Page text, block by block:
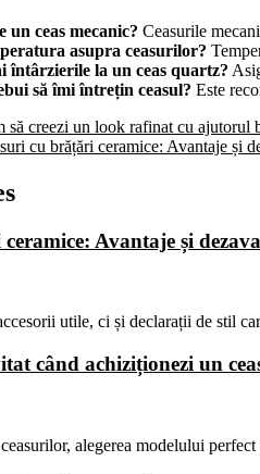
un ceas mecanic? Ceasurile
asupra ceasurilor?
întârzierile la un ceas quartz?
să îmi întrețin ceasul? Este
să creezi un look rafinat cu ajutorul
cu brățări ceramice: Avantaje și
Avantaje și
utile, ci și declarații de stil
când achiziționezi un
alegerea modelului